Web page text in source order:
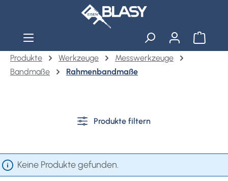
Zum Hauptinhalt springen
Produkte
Werkzeuge
Messwerkzeuge
Bandmaße
Rahmenbandmaße
Produkte filtern
Keine Produkte gefunden.